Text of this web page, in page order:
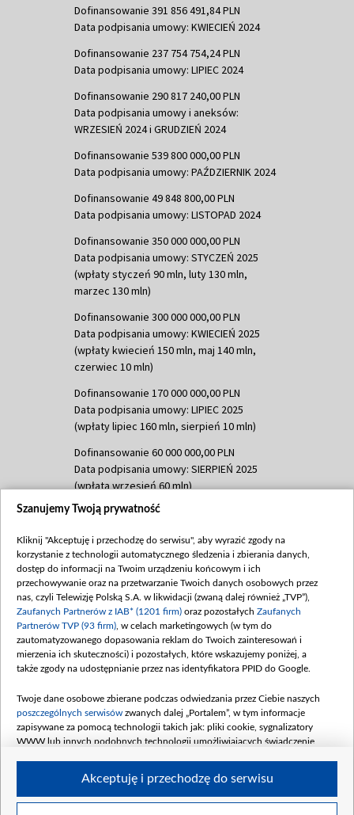
Dofinansowanie 391 856 491,84 PLN
Data podpisania umowy: KWIECIEŃ 2024
Dofinansowanie 237 754 754,24 PLN
Data podpisania umowy: LIPIEC 2024
Dofinansowanie 290 817 240,00 PLN
Data podpisania umowy i aneksów:
WRZESIEŃ 2024 i GRUDZIEŃ 2024
Dofinansowanie 539 800 000,00 PLN
Data podpisania umowy: PAŹDZIERNIK 2024
Dofinansowanie 49 848 800,00 PLN
Data podpisania umowy: LISTOPAD 2024
Dofinansowanie 350 000 000,00 PLN
Data podpisania umowy: STYCZEŃ 2025
(wpłaty styczeń 90 mln, luty 130 mln,
marzec 130 mln)
Dofinansowanie 300 000 000,00 PLN
Data podpisania umowy: KWIECIEŃ 2025
(wpłaty kwiecień 150 mln, maj 140 mln,
czerwiec 10 mln)
Dofinansowanie 170 000 000,00 PLN
Data podpisania umowy: LIPIEC 2025
(wpłaty lipiec 160 mln, sierpień 10 mln)
Dofinansowanie 60 000 000,00 PLN
Data podpisania umowy: SIERPIEŃ 2025
(wpłata wrzesień 60 mln)
Dofinansowanie 635 783 051,21 PLN
(wpłata wrzesień 100 mln, październik 350
mln, listopad 265 mln)
Dofinansowanie 48 862 000,00 PLN
Data podpisania umowy: GRUDZIEŃ 2025
(wpłata grudzień 60,548 mln)
Dofinansowanie 900 000 000,00 PLN
Data podpisania umowy: LUTY 2026 (wpłata
kwiecień 180 mln, 7 maja 180 mln, 8
czerwca 90 mln)
Dofinansowanie 250 000 000,00 PLN
4 sierpnia 250 mln
Szanujemy Twoją prywatność
Kliknij "Akceptuję i przechodzę do serwisu", aby wyrazić zgody na
korzystanie z technologii automatycznego śledzenia i zbierania danych,
dostęp do informacji na Twoim urządzeniu końcowym i ich
przechowywanie oraz na przetwarzanie Twoich danych osobowych przez
nas, czyli Telewizję Polską S.A. w likwidacji (zwaną dalej również „TVP”),
Zaufanych Partnerów z IAB* (1201 firm) oraz pozostałych Zaufanych
Partnerów TVP (93 firm) , w celach marketingowych (w tym do
zautomatyzowanego dopasowania reklam do Twoich zainteresowań i
mierzenia ich skuteczności) i pozostałych, które wskazujemy poniżej, a
także zgody na udostępnianie przez nas identyfikatora PPID do Google.
Twoje dane osobowe zbierane podczas odwiedzania przez Ciebie naszych
poszczególnych serwisów zwanych dalej „Portalem”, w tym informacje
zapisywane za pomocą technologii takich jak: pliki cookie, sygnalizatory
WWW lub innych podobnych technologii umożliwiających świadczenie
Akceptuję i przechodzę do serwisu